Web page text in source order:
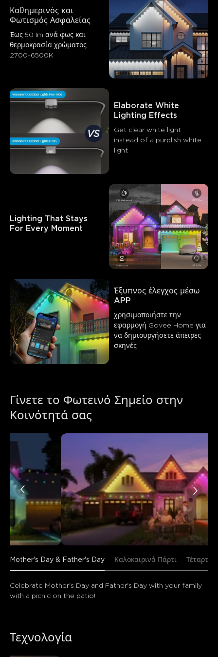
Καθημερινός και
Φωτισμός Ασφαλείας
Έως 50 Im ανά φως και
θερμοκρασία χρώματος
2700-6500K
Elaborate White
Lighting Effects
Get clear white light
instead of a purplish white
light
Lighting That Stays
For Every Moment
Έξυπνος έλεγχος μέσω
APP
χρησιμοποιήστε την
εφαρμογή Govee Home για
να δημιουργήσετε άπειρες
σκηνές
Γίνετε το Φωτεινό Σημείο στην
Κοινότητά σας
Mother's Day & Father's Day Καλοκαιρινά Πάρτι Τέταρτη
Celebrate Mother's Day and Father's Day with your family
with a picnic on the patio!
Τεχνολογία
Τι λένε οι πελάτες
Product quality
Οι πελάτες αναφέρουνΘετικό
Δημιουργήθηκε από AI από το κείμενο των κριτικών
πελατών